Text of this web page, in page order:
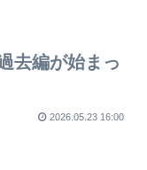
去編が始まっ
2026.05.23 16:00